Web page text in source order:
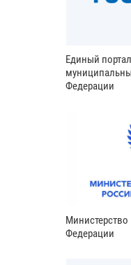
Единый
Федерации
Федерации